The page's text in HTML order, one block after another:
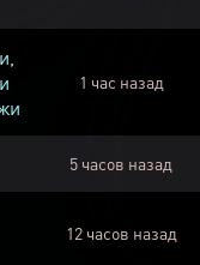
1 час назад
5 часов назад
12 часов назад